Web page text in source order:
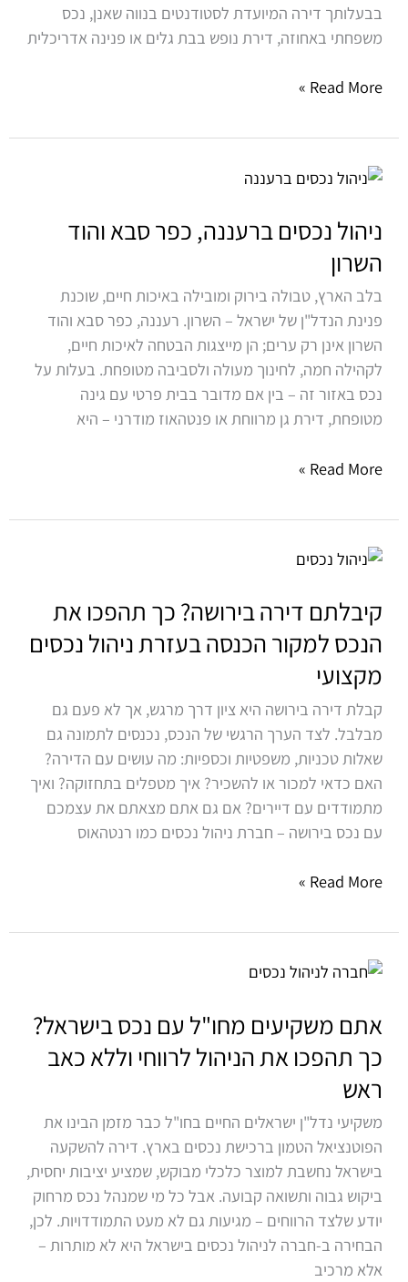
בבעלותך דירה המיועדת לסטודנטים בנווה שאנן, נכס
משפחתי באחוזה, דירת נופש בבת גלים או פנינה אדריכלית
Read More »
ניהול נכסים ברעננה, כפר סבא והוד
השרון
בלב הארץ, טבולה בירוק ומובילה באיכות חיים, שוכנת
פנינת הנדל"ן של ישראל – השרון. רעננה, כפר סבא והוד
השרון אינן רק ערים; הן מייצגות הבטחה לאיכות חיים,
לקהילה חמה, לחינוך מעולה ולסביבה מטופחת. בעלות על
נכס באזור זה – בין אם מדובר בבית פרטי עם גינה
מטופחת, דירת גן מרווחת או פנטהאוז מודרני – היא
ניהול
ברעננה,
סבא
והוד
השרון
Read More »
קיבלתם דירה בירושה? כך תהפכו את
הנכס למקור הכנסה בעזרת ניהול נכסים
מקצועי
קבלת דירה בירושה היא ציון דרך מרגש, אך לא פעם גם
מבלבל. לצד הערך הרגשי של הנכס, נכנסים לתמונה גם
שאלות טכניות, משפטיות וכספיות: מה עושים עם הדירה?
האם כדאי למכור או להשכיר? איך מטפלים בתחזוקה? ואיך
מתמודדים עם דיירים? אם גם אתם מצאתם את עצמכם
עם נכס בירושה – חברת ניהול נכסים כמו רנטהאוס
קיבלתם
בירושה?
כך
תהפכו
את
הנכס
למקור
הכנסה
בעזרת
ניהול
נכסים
Read More »
אתם משקיעים מחו"ל עם נכס בישראל?
כך תהפכו את הניהול לרווחי וללא כאב
ראש
משקיעי נדל"ן ישראלים החיים בחו"ל כבר מזמן הבינו את
הפוטנציאל הטמון ברכישת נכסים בארץ. דירה להשקעה
בישראל נחשבת למוצר כלכלי מבוקש, שמציע יציבות יחסית,
ביקוש גבוה ותשואה קבועה. אבל כל מי שמנהל נכס מרחוק
יודע שלצד הרווחים – מגיעות גם לא מעט התמודדויות. לכן,
הבחירה ב-חברה לניהול נכסים בישראל היא לא מותרות –
אלא מרכיב
אתם
מחו"ל
נכס
בישראל?
כך
תהפכו
את
הניהול
לרווחי
וללא
כאב